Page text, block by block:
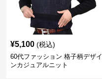
¥5,100 (税込)
60代ファッション 格子柄デザイ
ンカジュアルニット